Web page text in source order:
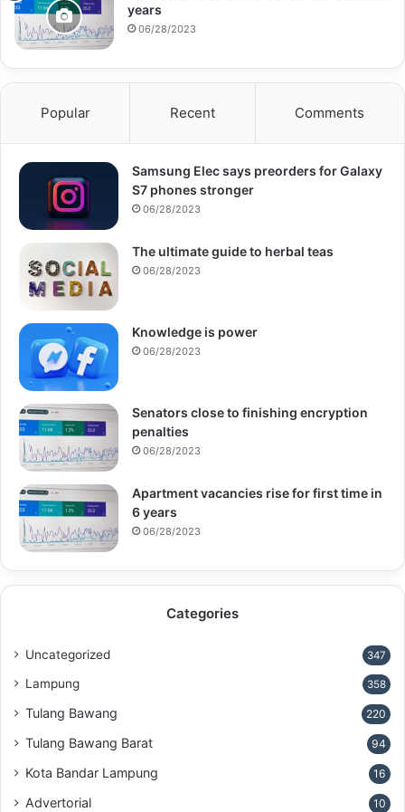
years
06/28/2023
Popular Recent Comments
Samsung Elec says preorders for Galaxy
S7 phones stronger
06/28/2023
The ultimate guide to herbal teas
06/28/2023
Knowledge is power
06/28/2023
Senators close to finishing encryption
penalties
06/28/2023
Apartment vacancies rise for first time in
6 years
06/28/2023
Categories
Uncategorized 347
Lampung 358
Tulang Bawang 220
Tulang Bawang Barat 94
Kota Bandar Lampung 16
Advertorial 10